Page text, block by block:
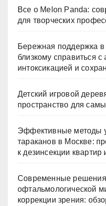
Все о Melon Panda:
для творческих
Бережная поддержка в
близкому справиться с
интоксикацией и
Детский игровой
пространство для
Эффективные методы
тараканов в Москве:
к дезинсекции
Современные решения
офтальмологической
коррекции зрения: